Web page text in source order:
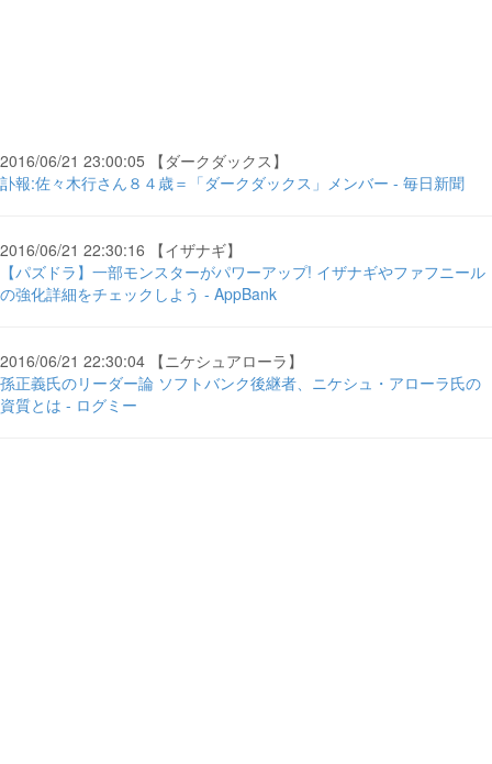
2016/06/21 23:00:05 【ダークダックス】
訃報:佐々木行さん８４歳＝「ダークダックス」メンバー - 毎日新聞
2016/06/21 22:30:16 【イザナギ】
【パズドラ】一部モンスターがパワーアップ! イザナギやファフニール
の強化詳細をチェックしよう - AppBank
2016/06/21 22:30:04 【ニケシュアローラ】
孫正義氏のリーダー論 ソフトバンク後継者、ニケシュ・アローラ氏の
資質とは - ログミー